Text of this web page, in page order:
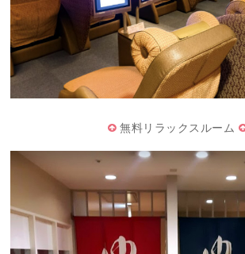
無料リラックスルーム